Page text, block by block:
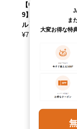
【中古】 【26051
9】 【Elulu/エル
ル】
¥7,590
ま
大変お得な特